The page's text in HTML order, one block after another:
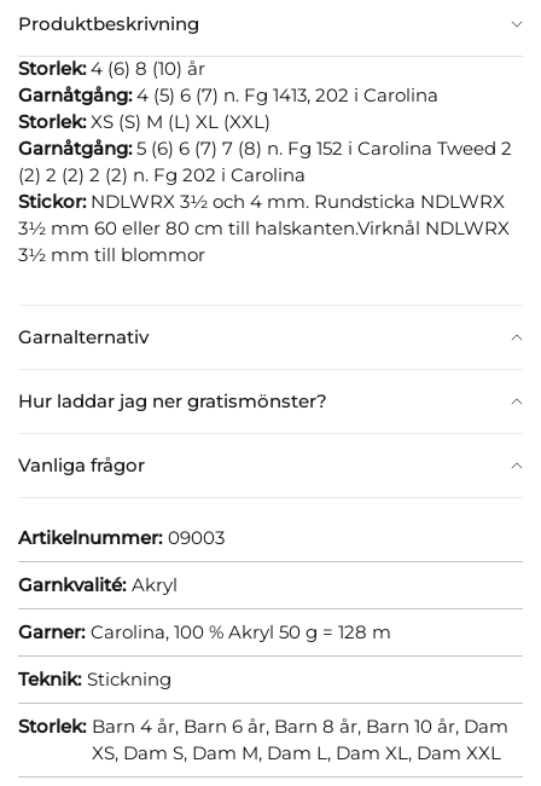
Produktbeskrivning
Garnalternativ
Hur laddar jag ner gratismönster?
Vanliga frågor
Storlek:4 (6) 8 (10) år
Garnåtgång:4 (5) 6 (7) n. Fg 1413, 202 i Carolina
Storlek:XS (S) M (L) XL (XXL)
Garnåtgång:5 (6) 6 (7) 7 (8) n. Fg 152 i Carolina Tweed 2
(2) 2 (2) 2 (2) n. Fg 202 i Carolina
Stickor:NDLWRX 3½ och 4 mm. Rundsticka NDLWRX
3½ mm 60 eller 80 cm till halskanten.Virknål NDLWRX
3½ mm till blommor
Artikelnummer: 09003
Garnkvalité: Akryl
Garner: Carolina, 100 % Akryl 50 g = 128 m
Teknik: Stickning
Storlek: Barn 4 år, Barn 6 år, Barn 8 år, Barn 10 år, Dam
XS, Dam S, Dam M, Dam L, Dam XL, Dam XXL